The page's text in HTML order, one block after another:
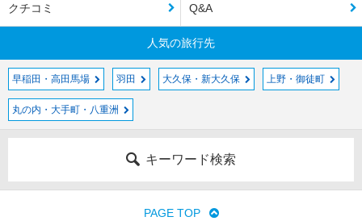
クチコミ Q&A
人気の旅行先
早稲田・高田馬場 羽田 大久保・新大久保 上野・御徒町
丸の内・大手町・八重洲
キーワード検索
PAGE TOP